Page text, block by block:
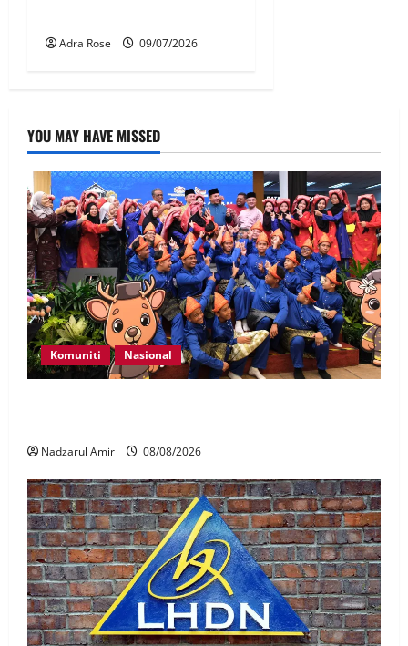
Adra Rose 09/07/2026
YOU MAY HAVE MISSED
Komuniti Nasional
Nadzarul Amir 08/08/2026